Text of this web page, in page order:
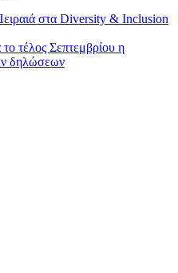
στα Diversity & Inclusion
τέλος Σεπτεμβρίου η
δηλώσεων